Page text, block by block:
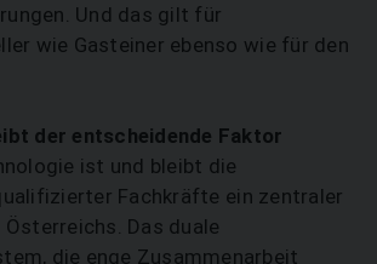
Und das gilt für
wie Gasteiner ebenso wie für den
der entscheidende Faktor
ist und bleibt die
Fachkräfte ein zentraler
Das duale
die enge Zusammenarbeit